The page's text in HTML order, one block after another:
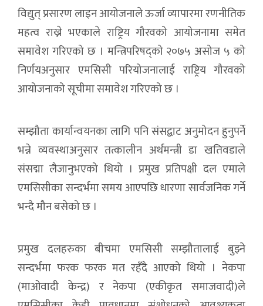
विद्युत् प्रसारण लाइन आयोजनाले ऊर्जा व्यापारमा रणनीतिक
महत्व राख्ने भएकाले राष्ट्रिय गौरवको आयोजनामा समेत
समावेश गरिएको छ । मन्त्रिपरिषद्को २०७५ असोज ५ को
निर्णयअनुसार एमसिसी परियोजनालाई राष्ट्रिय गौरवको
आयोजनाको सूचीमा समावेश गरिएको छ ।
सम्झौता कार्यान्वयनका लागि पनि संसद्बाट अनुमोदन हुनुपर्ने
भन्ने व्यवस्थाअनुसार तत्कालीन अर्थमन्त्री डा खतिवडाले
संसद्मा लैजानुभएको थियो । प्रमुख प्रतिपक्षी दल एमाले
एमसिसीका सन्दर्भमा समय आएपछि धारणा सार्वजनिक गर्ने
भन्दै मौन बसेको छ ।
प्रमुख दलहरुका बीचमा एमसिसी सम्झौतालाई बुझ्ने
सन्दर्भमा फरक फरक मत रहँदै आएको थियो । नेकपा
(माओवादी केन्द्र) र नेकपा (एकीकृत समाजवादी)ले